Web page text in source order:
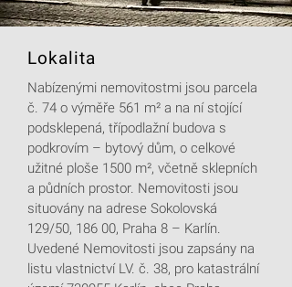
Lokalita
Nabízenými nemovitostmi jsou parcela
č. 74 o výměře 561 m² a na ní stojící
podsklepená, třípodlažní budova s
podkrovím – bytový dům, o celkové
užitné ploše 1500 m², včetně sklepních
a půdních prostor. Nemovitosti jsou
situovány na adrese Sokolovská
129/50, 186 00, Praha 8 – Karlín.
Uvedené Nemovitosti jsou zapsány na
listu vlastnictví LV. č. 38, pro katastrální